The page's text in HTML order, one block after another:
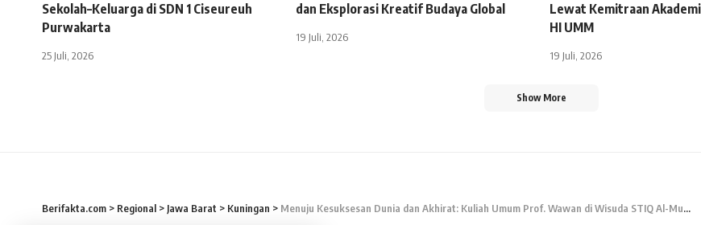
Sekolah–Keluarga di SDN 1 Ciseureuh
Purwakarta
25 Juli, 2026
dan Eksplorasi Kreatif Budaya Global
19 Juli, 2026
Lewat Kemitraan
HI UMM
19 Juli, 2026
Show More
Berifakta.com > Regional > Jawa Barat > Kuningan > Menuju Kesuksesan Dunia dan Akhirat: Kuliah Umum Prof. Wawan di Wisuda STIQ Al-Multazam